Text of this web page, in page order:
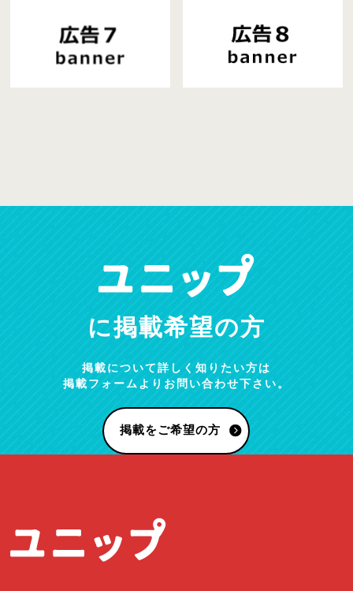
に掲載希望の方
掲載について詳しく知りたい方は
掲載フォームよりお問い合わせ下さい。
掲載をご希望の方